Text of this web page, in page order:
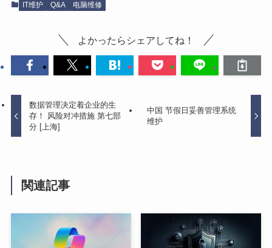
IT维护 Q&A 电脑维修
よかったらシェアしてね！
数据管理决定着企业的生
存！ 风险对冲措施 第七部
分 [上海]
中国 节假日妥善管理系统
维护
関連記事